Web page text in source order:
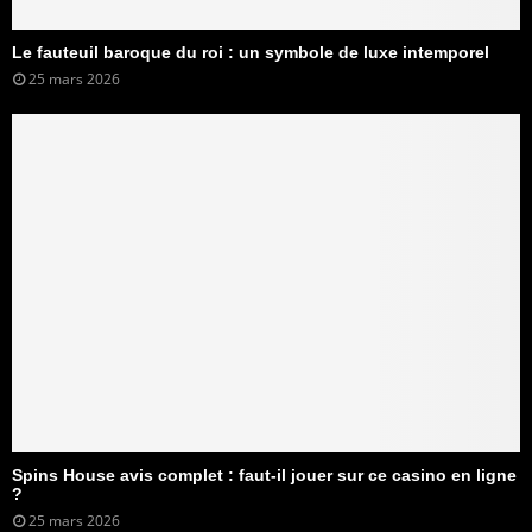
Le fauteuil baroque du roi : un symbole de luxe intemporel
25 mars 2026
Spins House avis complet : faut-il jouer sur ce casino en ligne
?
25 mars 2026